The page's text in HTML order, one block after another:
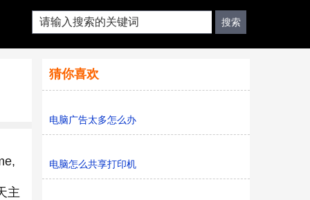
主
猜你喜欢
电脑广告太多怎么办
电脑怎么共享打印机